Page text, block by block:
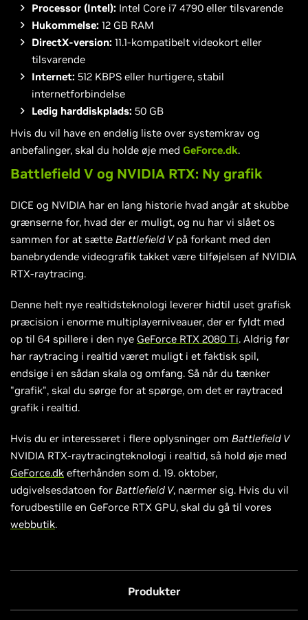
Processor (Intel): Intel Core i7 4790 eller tilsvarende
Hukommelse: 12 GB RAM
DirectX-version: 11.1-kompatibelt videokort eller
tilsvarende
Internet: 512 KBPS eller hurtigere, stabil
internetforbindelse
Ledig harddiskplads: 50 GB
Hvis du vil have en endelig liste over systemkrav og
anbefalinger, skal du holde øje med GeForce.dk.
Battlefield V og NVIDIA RTX: Ny grafik
DICE og NVIDIA har en lang historie hvad angår at skubbe
grænserne for, hvad der er muligt, og nu har vi slået os
sammen for at sætte Battlefield Vpå forkant med den
banebrydende videografik takket være tilføjelsen af NVIDIA
RTX-raytracing.
Denne helt nye realtidsteknologi leverer hidtil uset grafisk
præcision i enorme multiplayerniveauer, der er fyldt med
op til 64 spillere i den nye GeForce RTX 2080 Ti. Aldrig før
har raytracing i realtid været muligt i et faktisk spil,
endsige i en sådan skala og omfang. Så når du tænker
"grafik", skal du sørge for at spørge, om det er raytraced
grafik i realtid.
Hvis du er interesseret i flere oplysninger om Battlefield V
NVIDIA RTX-raytracingteknologi i realtid, så hold øje med
GeForce.dk efterhånden som d. 19. oktober,
udgivelsesdatoen for Battlefield V, nærmer sig. Hvis du vil
forudbestille en GeForce RTX GPU, skal du gå til vores
webbutik.
Produkter